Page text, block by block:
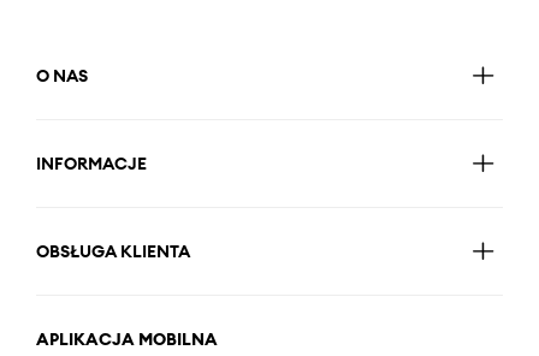
O NAS
INFORMACJE
OBSŁUGA KLIENTA
APLIKACJA MOBILNA